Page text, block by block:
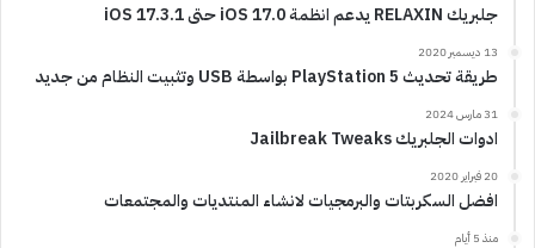
جلبريك RELAXIN يدعم انظمة iOS 17.0 حتى iOS 17.3.1
13 ديسمبر 2020
طريقة تحديث PlayStation 5 بواسطة USB وتثبيت النظام من جديد
31 مارس 2024
ادوات الجلبريك Jailbreak Tweaks
20 فبراير 2020
افضل السكربتات والبرمجيات لانشاء المنتديات والمجتمعات
منذ 5 أيام